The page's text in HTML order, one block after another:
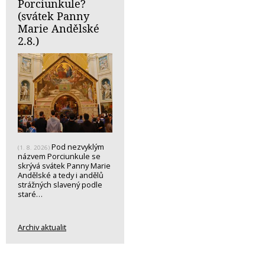
Porciunkule?
(svátek Panny
Marie Andělské
2.8.)
(1. 8. 2026) Pod nezvyklým
názvem Porciunkule se
skrývá svátek Panny Marie
Andělské a tedy i andělů
strážných slavený podle
staré…
Archiv aktualit